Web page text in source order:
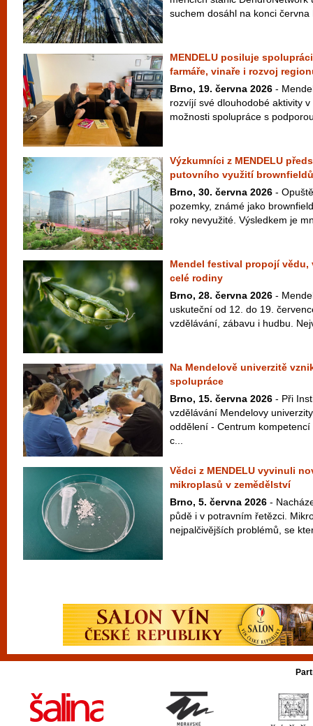
suchem dosáhl na konci
MENDELU posiluje
farmáře, vinaře i rozvoj
Brno, 19. června 2026 -
rozvíjí své dlouhodobé aktivity
možnosti spolupráce s
Výzkumníci z MENDELU
putovního využití brownfieldů
Brno, 30. června 2026 -
pozemky, známé jako
roky nevyužité. Výsledkem je
Mendel festival propojí vědu,
celé rodiny
Brno, 28. června 2026 -
uskuteční od 12. do 19.
vzdělávání, zábavu i hudbu.
Na Mendelově univerzitě
spolupráce
Brno, 15. června 2026 - Při
vzdělávání Mendelovy
oddělení - Centrum
c...
Vědci z MENDELU vyvinuli
mikroplasů v zemědělství
Brno, 5. června 2026 -
půdě i v potravním řetězci.
nejpalčivějších problémů, se